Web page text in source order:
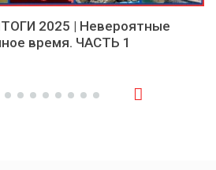
2025 | Невероятные
время. ЧАСТЬ 1